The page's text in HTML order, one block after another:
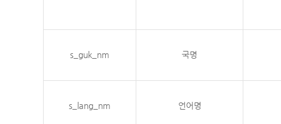
s_guk_nm 국명
s_lang_nm 언어명